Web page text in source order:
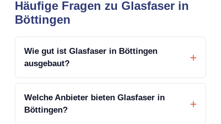
Häufige Fragen zu Glasfaser in
Böttingen
Wie gut ist Glasfaser in Böttingen
ausgebaut?
Welche Anbieter bieten Glasfaser in
Böttingen?